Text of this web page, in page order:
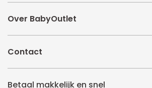
Over BabyOutlet
Contact
Betaal makkelijk en snel